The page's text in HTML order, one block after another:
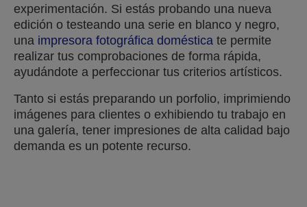
experimentación. Si estás probando una nueva
edición o testeando una serie en blanco y negro,
una impresora fotográfica doméstica te permite
realizar tus comprobaciones de forma rápida,
ayudándote a perfeccionar tus criterios artísticos.
Tanto si estás preparando un porfolio, imprimiendo
imágenes para clientes o exhibiendo tu trabajo en
una galería, tener impresiones de alta calidad bajo
demanda es un potente recurso.